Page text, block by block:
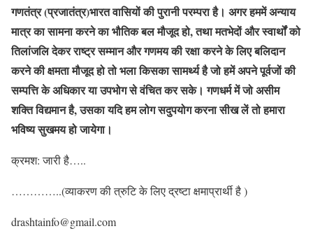
गणतंत्र (प्रजातंत्र)भारत वासियों की पुरानी परम्परा है। अगर हममें अन्याय
मात्र का सामना करने का भौतिक बल मौजूद हो, तथा मतभेदों और स्वार्थों को
तिलांजलि देकर राष्ट्र सम्मान और गणमय की रक्षा करने के लिए बलिदान
करने की क्षमता मौजूद हो तो भला किसका सामर्थ्य है जो हमें अपने पूर्वजों की
सम्पत्ति के अधिकार या उपभोग से वंचित कर सके। गणधर्म में जो असीम
शक्ति विद्यमान है, उसका यदि हम लोग सदुपयोग करना सीख लें तो हमारा
भविष्य सुखमय हो जायेगा।
क्रमश: जारी है…..
…………..(व्याकरण की त्रुटि के लिए द्रष्टा क्षमाप्रार्थी है )
drashtainfo@gmail.com